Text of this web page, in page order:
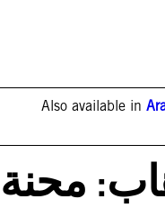
Also available in